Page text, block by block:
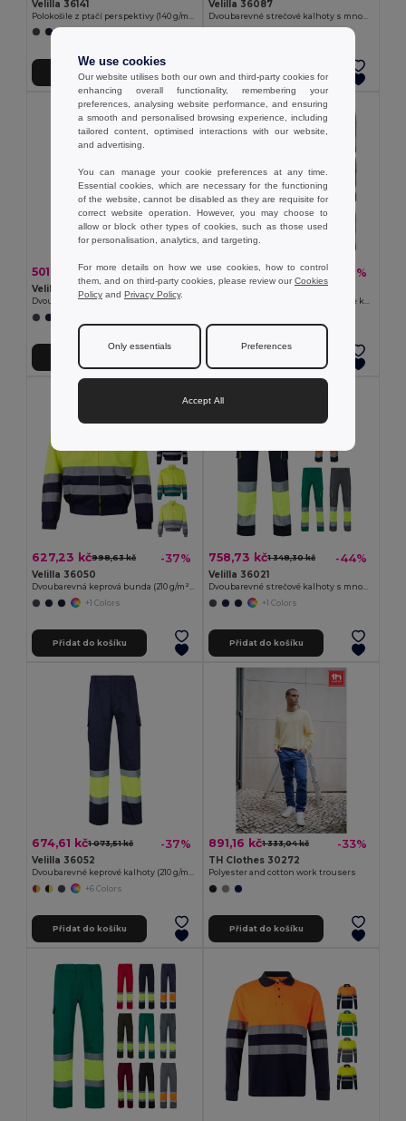
Velilla 36141
Přidat do košíku
Velilla 36087
Přidat do košíku
501,97 kč932,07 kč -46%
Velilla 36139
541,72 kč 919,82 kč -41%
Velilla 36054
Dvoubarevné keprové kalhoty s více kapsami (210 g/m²), z bavlny (20 %) a polyesteru (80 %)
627,23 kč998,63 kč -37%
Velilla 36050
Dvoubarevná keprová bunda (210 g/m²) z polyesteru (80 %) a bavlny (20 %)
+1 Colors
Přidat do košíku
758,73 kč1 348,30 kč -44%
Velilla 36021
Dvoubarevné strečové kalhoty s mnoha kapsami (240 g/m²), z bavlny (46 %), EME (38 %) a polyesteru (16 %)
+1 Colors
Přidat do košíku
674,61 kč1 073,51 kč -37%
Velilla 36052
Dvoubarevné keprové kalhoty (210 g/m²), podšité, s mnoha kapsami, z bavlny (20 %) a polyesteru (80 %)
+6 Colors
Přidat do košíku
891,16 kč1 333,04 kč -33%
TH Clothes 30272
Polyester and cotton work trousers
Přidat do košíku
We use cookies
Our website utilises both our own and third-party cookies for
enhancing overall functionality, remembering your
preferences, analysing website performance, and ensuring
a smooth and personalised browsing experience, including
tailored content, optimised interactions with our website,
and advertising.
You can manage your cookie preferences at any time.
Essential cookies, which are necessary for the functioning
of the website, cannot be disabled as they are requisite for
correct website operation. However, you may choose to
allow or block other types of cookies, such as those used
for personalisation, analytics, and targeting.
For more details on how we use cookies, how to control
them, and on third-party cookies, please review ourCookies
Policy and Privacy Policy.
Only essentials Preferences
Accept All